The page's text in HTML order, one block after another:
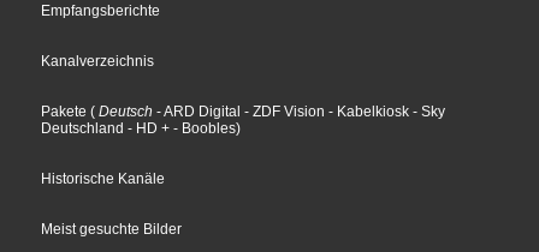
Empfangsberichte
Kanalverzeichnis
Pakete ( Deutsch - ARD Digital - ZDF Vision - Kabelkiosk - Sky
Deutschland - HD + - Boobles)
Historische Kanäle
Meist gesuchte Bilder